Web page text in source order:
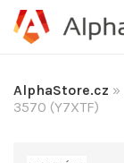
AlphaStore.cz »
3570 (Y7XTF)